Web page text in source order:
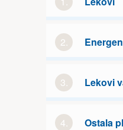
2.
3. Lekovi
4. Ostala